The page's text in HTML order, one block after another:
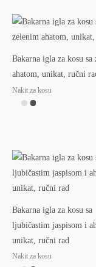
Bakarna igla za kosu sa
ahatom, unikat, ručni
Nakit za kosu
Bakarna igla za kosu sa
ljubičastim jaspisom i
unikat, ručni rad
Nakit za kosu